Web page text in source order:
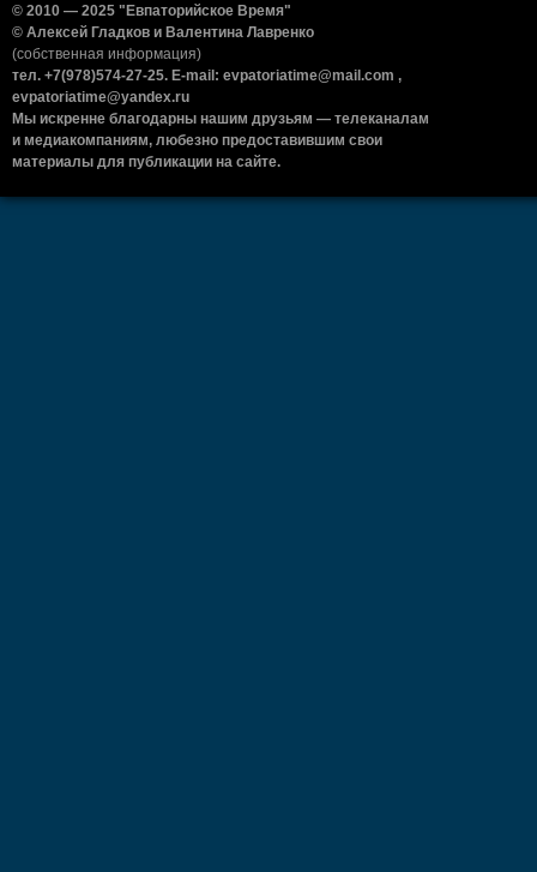
© 2010 — 2025 "Евпаторийское Время"
© Алексей Гладков и Валентина Лавренко
(собственная информация)
тел. +7(978)574-27-25. E-mail: evpatoriatime@mail.com ,
evpatoriatime@yandex.ru
Мы искренне благодарны нашим друзьям — телеканалам
и медиакомпаниям, любезно предоставившим свои
материалы для публикации на сайте.